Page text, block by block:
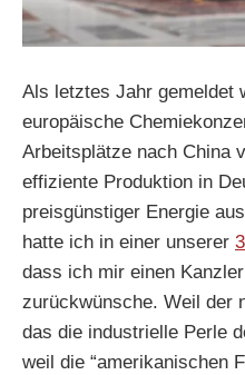
Als letztes Jahr gemeldet
europäische
Arbeitsplätze nach China
effiziente Produktion in
preisgünstiger Energie
hatte ich in einer unserer
dass ich mir einen
zurückwünsche. Weil der
das die industrielle Perle
weil die “amerikanischen